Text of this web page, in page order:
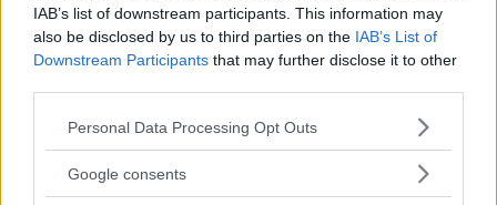
IAB’s list of downstream participants. This information may
also be disclosed by us to third parties on the IAB’s List of
Downstream Participants that may further disclose it to other
Please note that this website/app uses one or more Google
not limited to your visit or usage behaviour. You may click to
Personal Data Processing Opt Outs
Google consents